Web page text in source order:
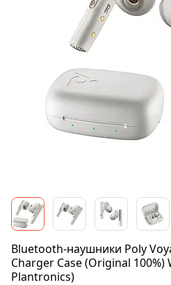
Bluetooth-наушники Poly
Charger Case (Original 100%)
Plantronics)